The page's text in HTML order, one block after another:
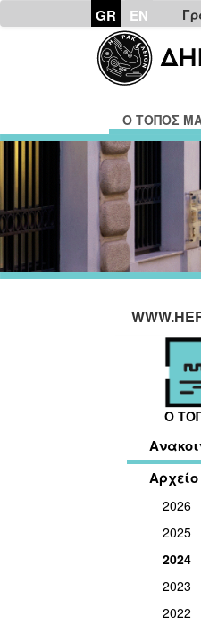
GR EN
Ο ΤΟΠΟΣ
Ο
Αρχείο
2026
2025
2024
2023
2022